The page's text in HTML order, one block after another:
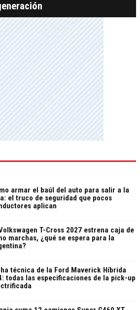
armar el baúl del auto para salir a la
el truco de seguridad que pocos
aplican
T-Cross 2027 estrena caja de
marchas, ¿qué se espera para la
técnica de la Ford Maverick Híbrida
todas las especificaciones de la pick-up